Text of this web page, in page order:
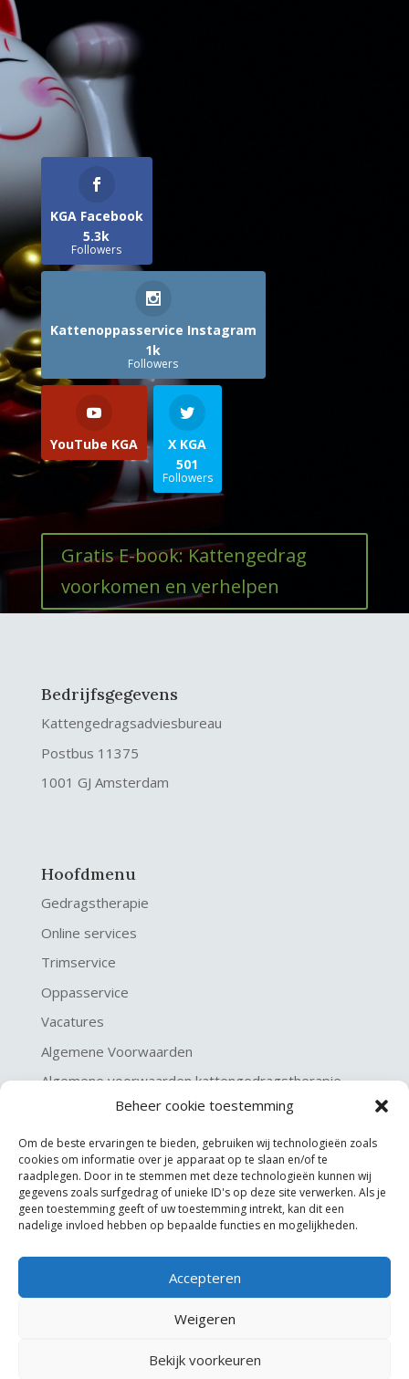
Beheer cookie toestemming
Om de beste ervaringen te bieden, gebruiken wij technologieën zoals
cookies om informatie over je apparaat op te slaan en/of te
raadplegen. Door in te stemmen met deze technologieën kunnen wij
gegevens zoals surfgedrag of unieke ID's op deze site verwerken. Als je
geen toestemming geeft of uw toestemming intrekt, kan dit een
nadelige invloed hebben op bepaalde functies en mogelijkheden.
Accepteren
Weigeren
Bekijk voorkeuren
KGA Facebook
5.3k
Followers
Kattenoppasservice Instagram
1k
Followers
YouTube KGA
X KGA
501
Followers
Gratis E-book: Kattengedrag
voorkomen en verhelpen
Bedrijfsgegevens
Kattengedragsadviesbureau
Postbus 11375
1001 GJ Amsterdam
Hoofdmenu
Gedragstherapie
Online services
Trimservice
Oppasservice
Vacatures
Algemene Voorwaarden
Algemene voorwaarden kattengedragstherapie
Privacy verklaring
Disclaimer & Copyright
©KGA Kattengedragsadviesbureau
JoSiJo / Joost van Riel